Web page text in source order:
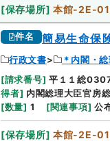
[保存場所] 本館-2E-
件名 簡易生命保
行政文書 ＊内閣・
[請求番号] 平１１総
得者] 内閣総理大臣官房
[数量] 1 [関連事項] 公
[保存場所] 本館-2E-